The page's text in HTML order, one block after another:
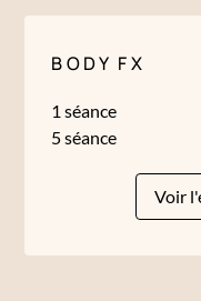
BODY FX
1 séance
5 séance
Voir